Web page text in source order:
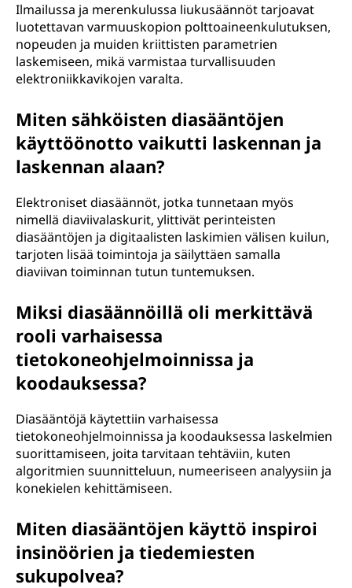
Ilmailussa ja merenkulussa liukusäännöt tarjoavat
luotettavan varmuuskopion polttoaineenkulutuksen,
nopeuden ja muiden kriittisten parametrien
laskemiseen, mikä varmistaa turvallisuuden
elektroniikkavikojen varalta.
Miten sähköisten diasääntöjen
käyttöönotto vaikutti laskennan ja
laskennan alaan?
Elektroniset diasäännöt, jotka tunnetaan myös
nimellä diaviivalaskurit, ylittivät perinteisten
diasääntöjen ja digitaalisten laskimien välisen kuilun,
tarjoten lisää toimintoja ja säilyttäen samalla
diaviivan toiminnan tutun tuntemuksen.
Miksi diasäännöillä oli merkittävä
rooli varhaisessa
tietokoneohjelmoinnissa ja
koodauksessa?
Diasääntöjä käytettiin varhaisessa
tietokoneohjelmoinnissa ja koodauksessa laskelmien
suorittamiseen, joita tarvitaan tehtäviin, kuten
algoritmien suunnitteluun, numeeriseen analyysiin ja
konekielen kehittämiseen.
Miten diasääntöjen käyttö inspiroi
insinöörien ja tiedemiesten
sukupolvea?